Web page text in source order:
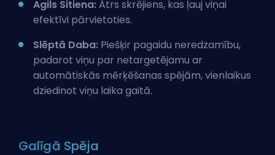
Agils Sitiena:Ātrs skrējiens, kas ļauj viņai
efektīvi pārvietoties.
Slēptā Daba: Piešķir pagaidu neredzamību,
padarot viņu par netargetējamu ar
automātiskās mērķēšanas spējām, vienlaikus
dziedinot viņu laika gaitā.
Galīgā Spēja